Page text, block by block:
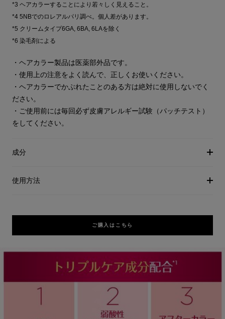
*3 ヘアカラーすることにより若々しく見えること。
*4 5NBでのロレアルパリ調べ。個人差があります。
*5 クリームタイプ6GA, 6BA, 6LAを除く
*6 染毛剤による
・ヘアカラー製品は医薬部外品です。
・使用上の注意をよく読んで、正しくお使いください。
・ヘアカラーでかぶれたことのある方は絶対に使用しないでく
ださい。
・ご使用前には毎回必ず皮膚アレルギー試験（パッチテスト）
をしてください。
成分
使用方法
ご購入はこちら